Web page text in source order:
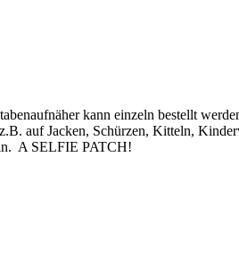
kann einzeln bestellt
auf Jacken, Schürzen, Kitteln,
A SELFIE PATCH!